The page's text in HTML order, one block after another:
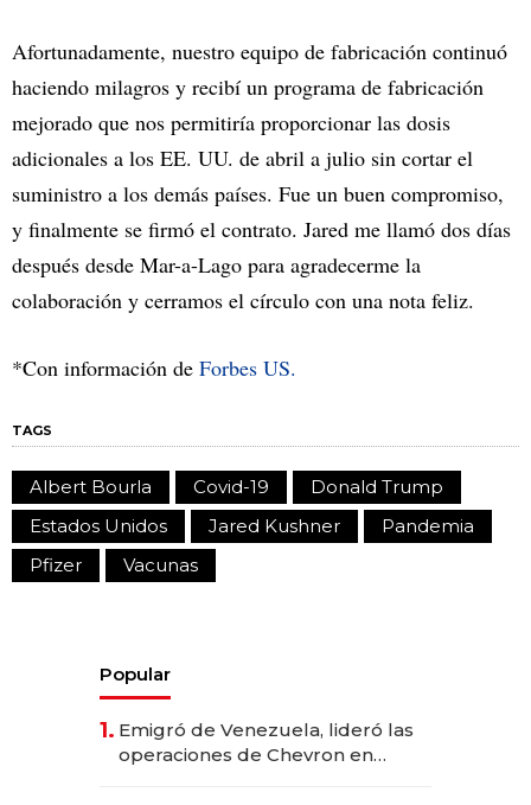
Afortunadamente, nuestro equipo de fabricación continuó
haciendo milagros y recibí un programa de fabricación
mejorado que nos permitiría proporcionar las dosis
adicionales a los EE. UU. de abril a julio sin cortar el
suministro a los demás países. Fue un buen compromiso,
y finalmente se firmó el contrato. Jared me llamó dos días
después desde Mar-a-Lago para agradecerme la
colaboración y cerramos el círculo con una nota feliz.
*Con información de Forbes US.
TAGS
Albert Bourla Covid-19
Donald Trump
Estados Unidos
Jared Kushner
Pandemia
Pfizer
Vacunas
Popular
1. Emigró de Venezuela, lideró las
operaciones de Chevron en